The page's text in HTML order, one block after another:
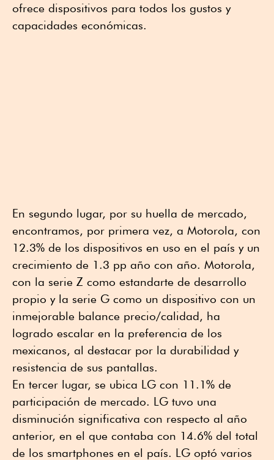
ofrece dispositivos para todos los gustos y
capacidades económicas.
En segundo lugar, por su huella de mercado,
encontramos, por primera vez, a Motorola, con
12.3% de los dispositivos en uso en el país y un
crecimiento de 1.3 pp año con año. Motorola,
con la serie Z como estandarte de desarrollo
propio y la serie G como un dispositivo con un
inmejorable balance precio/calidad, ha
logrado escalar en la preferencia de los
mexicanos, al destacar por la durabilidad y
resistencia de sus pantallas.
En tercer lugar, se ubica LG con 11.1% de
participación de mercado. LG tuvo una
disminución significativa con respecto al año
anterior, en el que contaba con 14.6% del total
de los smartphones en el país. LG optó varios